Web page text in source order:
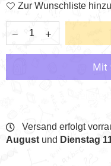
Zur Wunschliste
Versand erfolgt
August und Dienstag